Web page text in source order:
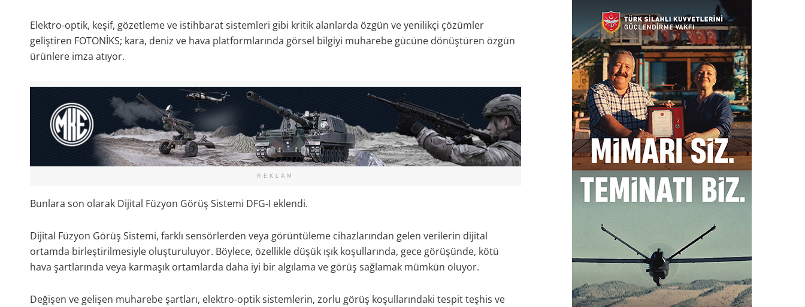
Elektro-optik, keşif, gözetleme ve istihbarat sistemleri gibi kritik alanlarda özgün ve yenilikçi çözümler
geliştiren FOTONİKS; kara, deniz ve hava platformlarında görsel bilgiyi muharebe gücüne dönüştüren özgün
ürünlere imza atıyor.
REKLAM
Bunlara son olarak Dijital Füzyon Görüş Sistemi DFG-I eklendi.
Dijital Füzyon Görüş Sistemi, farklı sensörlerden veya görüntüleme cihazlarından gelen verilerin dijital
ortamda birleştirilmesiyle oluşturuluyor. Böylece, özellikle düşük ışık koşullarında, gece görüşünde, kötü
hava şartlarında veya karmaşık ortamlarda daha iyi bir algılama ve görüş sağlamak mümkün oluyor.
Değişen ve gelişen muharebe şartları, elektro-optik sistemlerin, zorlu görüş koşullarındaki tespit teşhis ve